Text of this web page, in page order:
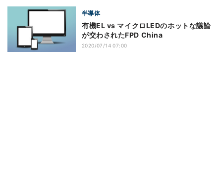
半導体
有機EL vs マイクロLEDのホットな議論
が交わされたFPD China
2020/07/14 07:00